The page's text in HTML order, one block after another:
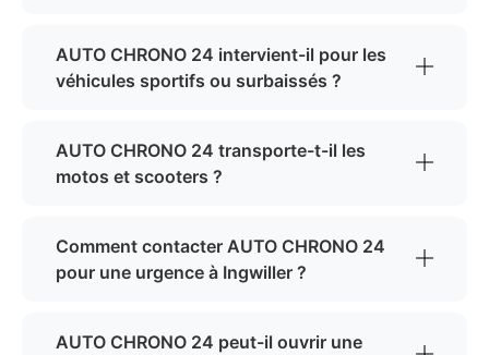
AUTO CHRONO 24 intervient-il pour les
véhicules sportifs ou surbaissés ?
AUTO CHRONO 24 transporte-t-il les
motos et scooters ?
Comment contacter AUTO CHRONO 24
pour une urgence à Ingwiller ?
AUTO CHRONO 24 peut-il ouvrir une